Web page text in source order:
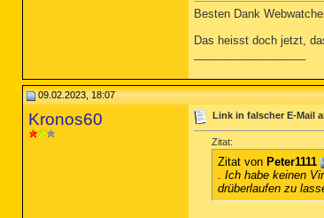
Besten Dank
Das heisst doch jetzt,
09.02.2023, 18:07
Kronos60 Link in falscher E-Mail
Zitat:
Zitat von Peter1111
. Ich habe keinen
drüberlaufen zu